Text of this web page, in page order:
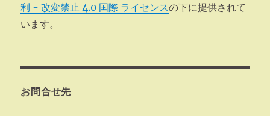
利 - 改変禁止 4.0 国際 ライセンスの下に提供されて
います。
お問合せ先